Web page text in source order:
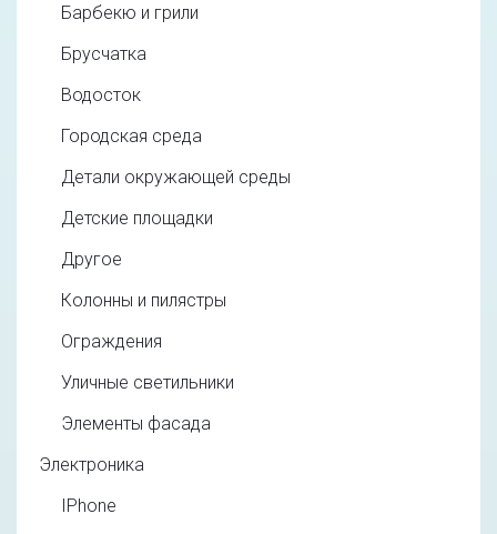
Барбекю и грили
Брусчатка
Водосток
Городская среда
Детали окружающей среды
Детские площадки
Другое
Колонны и пилястры
Ограждения
Уличные светильники
Элементы фасада
Электроника
IPhone